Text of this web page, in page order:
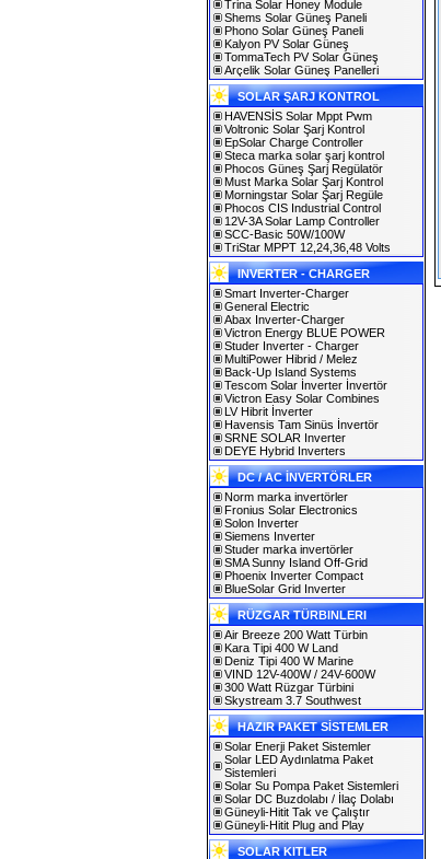
Trina Solar Honey Module
Shems Solar Güneş Paneli
Phono Solar Güneş Paneli
Kalyon PV Solar Güneş
TommaTech PV Solar Güneş
Arçelik Solar Güneş Panelleri
SOLAR ŞARJ KONTROL
HAVENSİS Solar Mppt Pwm
Voltronic Solar Şarj Kontrol
EpSolar Charge Controller
Steca marka solar şarj kontrol
Phocos Güneş Şarj Regülatör
Must Marka Solar Şarj Kontrol
Morningstar Solar Şarj Regüle
Phocos CIS Industrial Control
12V-3A Solar Lamp Controller
SCC-Basic 50W/100W
TriStar MPPT 12,24,36,48 Volts
INVERTER - CHARGER
Smart Inverter-Charger
General Electric
Abax Inverter-Charger
Victron Energy BLUE POWER
Studer Inverter - Charger
MultiPower Hibrid / Melez
Back-Up Island Systems
Tescom Solar İnverter İnvertör
Victron Easy Solar Combines
LV Hibrit İnverter
Havensis Tam Sinüs İnvertör
SRNE SOLAR Inverter
DEYE Hybrid Inverters
DC / AC İNVERTÖRLER
Norm marka invertörler
Fronius Solar Electronics
Solon Inverter
Siemens Inverter
Studer marka invertörler
SMA Sunny Island Off-Grid
Phoenix Inverter Compact
BlueSolar Grid Inverter
RÜZGAR TÜRBINLERI
Air Breeze 200 Watt Türbin
Kara Tipi 400 W Land
Deniz Tipi 400 W Marine
VIND 12V-400W / 24V-600W
300 Watt Rüzgar Türbini
Skystream 3.7 Southwest
HAZIR PAKET SİSTEMLER
Solar Enerji Paket Sistemler
Solar LED Aydınlatma Paket
Sistemleri
Solar Su Pompa Paket Sistemleri
Solar DC Buzdolabı / İlaç Dolabı
Güneyli-Hitit Tak ve Çalıştır
Güneyli-Hitit Plug and Play
SOLAR KITLER